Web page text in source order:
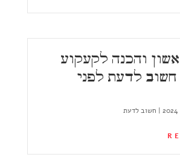
והכנה לקעקוע
לדעת לפני
| חשוב לדעת